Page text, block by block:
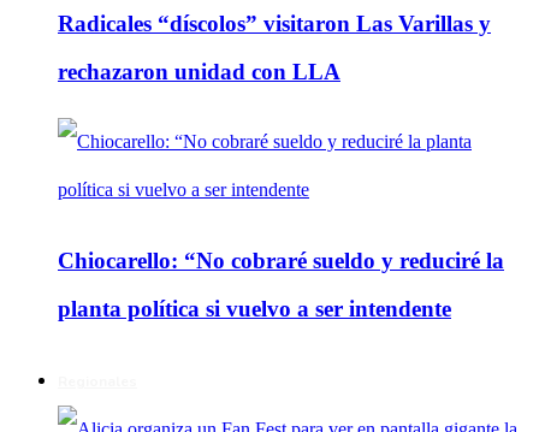
Radicales “díscolos” visitaron Las Varillas y
rechazaron unidad con LLA
Chiocarello: “No cobraré sueldo y reduciré la
planta política si vuelvo a ser intendente